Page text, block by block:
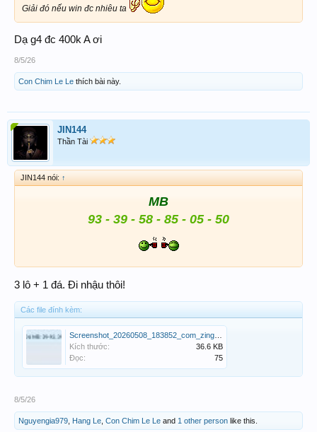
Giải đó nếu win đc nhiêu ta
Dạ g4 đc 400k A ơi
8/5/26
Con Chim Le Le thích bài này.
JIN144
Thần Tài
JIN144 nói: ↑
MB
93 - 39 - 58 - 85 - 05 - 50
3 lô + 1 đá. Đi nhậu thôi!
Các file đính kèm:
Kích thước:
36.6 KB
Đọc:
75
8/5/26
Nguyengia979 Hang Le Con Chim Le Le and 1 other person like this.